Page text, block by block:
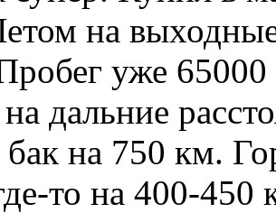
на
уже
дальние
на 750 км.
то на 400-